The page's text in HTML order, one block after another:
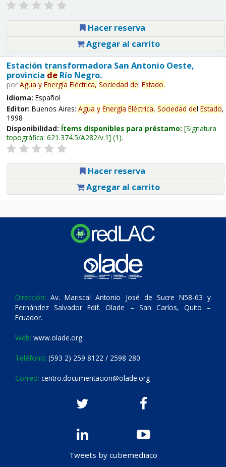
Hacer reserva
Agregar al carrito
Estación transformadora San Antonio Oeste,
provincia deRío Negro.
por Agua y Energía Eléctrica, Sociedad del Estado.
Idioma: Español
Editor: Buenos Aires: Agua y Energía Eléctrica, Sociedad del Estado,
1998
Disponibilidad: Ítems disponibles para préstamo: Signatura
topográfica: 621.374.5/A282/v.1 (1).
Hacer reserva
Agregar al carrito
Dirección: Av. Mariscal Antonio José de Sucre N58-63 y
Fernández Salvador Edif. Olade – San Carlos, Quito –
Ecuador.
Web: www.olade.org
Teléfono: (593 2) 259 8122 / 2598 280
Correo: centro.documentacion@olade.org
Tweets by cubemediaco